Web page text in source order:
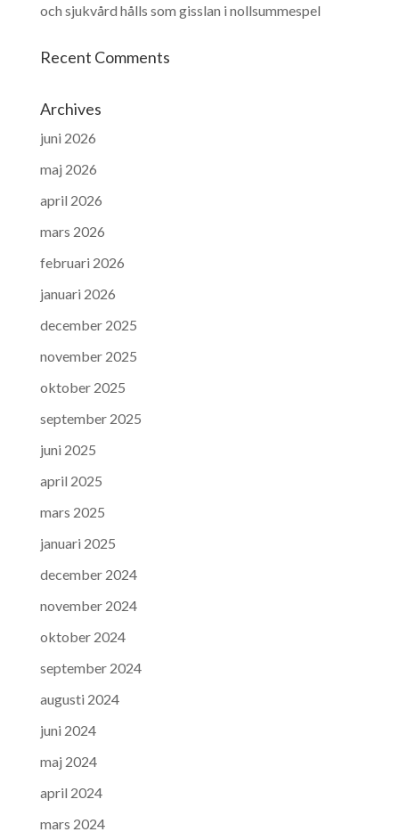
och sjukvård hålls som gisslan i nollsummespel
Recent Comments
Archives
juni 2026
maj 2026
april 2026
mars 2026
februari 2026
januari 2026
december 2025
november 2025
oktober 2025
september 2025
juni 2025
april 2025
mars 2025
januari 2025
december 2024
november 2024
oktober 2024
september 2024
augusti 2024
juni 2024
maj 2024
april 2024
mars 2024